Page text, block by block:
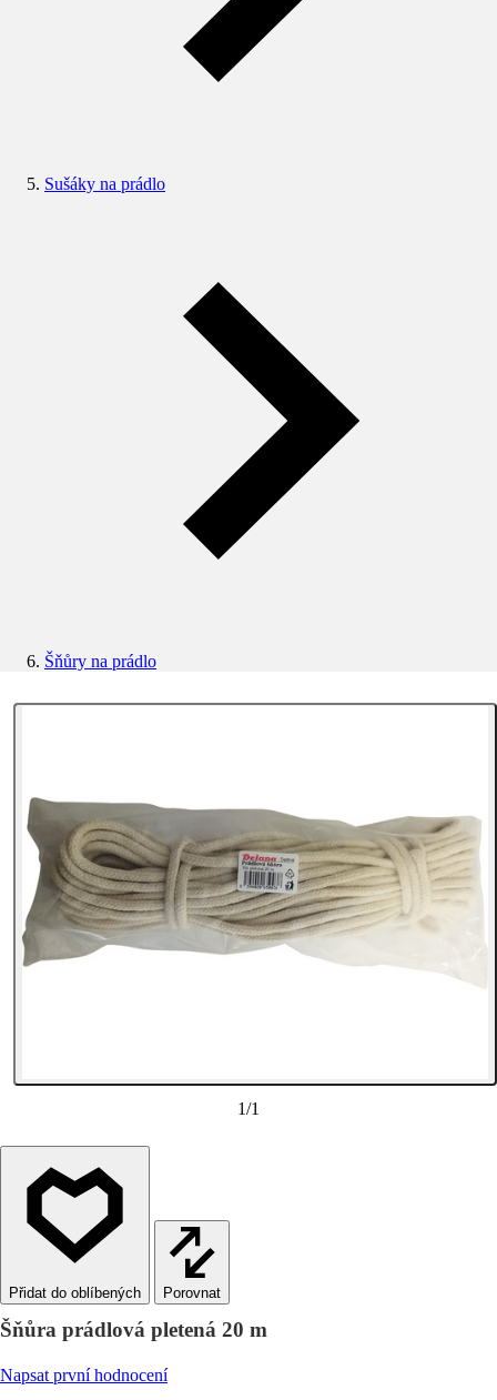
Sušáky na prádlo
Šňůry na prádlo
1/1
Porovnat
Šňůra prádlová pletená 20 m
Napsat první hodnocení